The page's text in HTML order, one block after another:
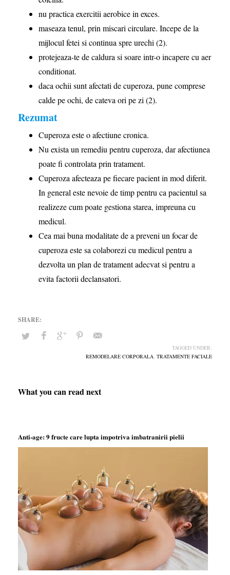
nu practica exercitii aerobice in exces.
maseaza tenul, prin miscari circulare. Incepe de la
mijlocul fetei si continua spre urechi (2).
protejeaza-te de caldura si soare intr-o incapere cu aer
conditionat.
daca ochii sunt afectati de cuperoza, pune comprese
calde pe ochi, de cateva ori pe zi (2).
Rezumat
Cuperoza este o afectiune cronica.
Nu exista un remediu pentru cuperoza, dar afectiunea
poate fi controlata prin tratament.
Cuperoza afecteaza pe fiecare pacient in mod diferit.
In general este nevoie de timp pentru ca pacientul sa
realizeze cum poate gestiona starea, impreuna cu
medicul.
Cea mai buna modalitate de a preveni un focar de
cuperoza este sa colaborezi cu medicul pentru a
dezvolta un plan de tratament adecvat si pentru a
evita factorii declansatori.
TAGGED UNDER:
REMODELARE CORPORALA, TRATAMENTE FACIALE
What you can read next
Anti-age: 9 fructe care lupta impotriva imbatranirii pielii